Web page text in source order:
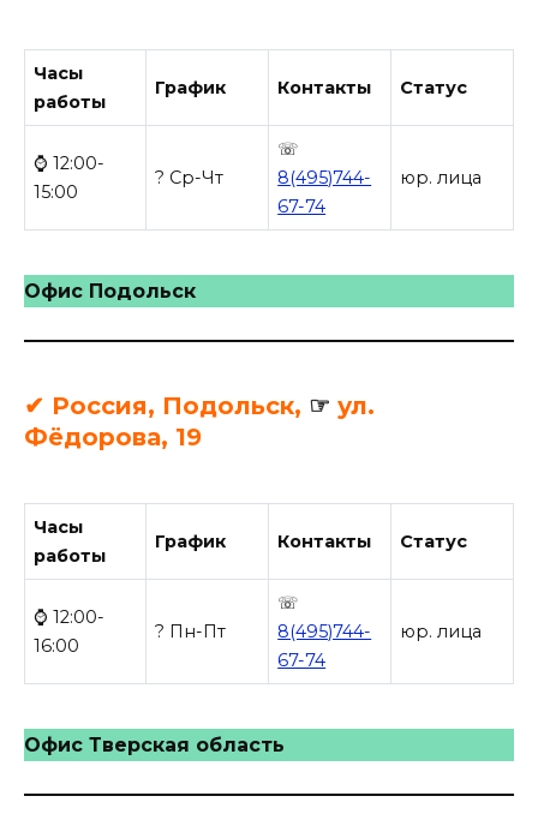
Часы
работы
График Контакты Статус
⌚ 12:00-
15:00
? Ср-Чт
☏
8(495)744-
67-74
юр. лица
Офис Подольск
✔ Россия, Подольск, ☞ ул.
Фёдорова, 19
Часы
работы
График Контакты Статус
⌚ 12:00-
16:00
? Пн-Пт
☏
8(495)744-
67-74
юр. лица
Офис Тверская область